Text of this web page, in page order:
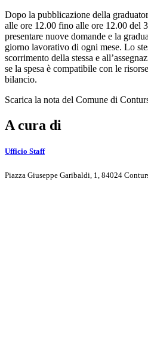
Dopo la pubblicazione della
alle ore 12.00 fino alle ore 12.00 del
presentare nuove domande e la
giorno lavorativo di ogni mese. Lo
scorrimento della stessa e
se la spesa è compatibile con le
bilancio.
Scarica la nota del Comune di
A cura di
Ufficio Staff
Piazza Giuseppe Garibaldi, 1, 84024